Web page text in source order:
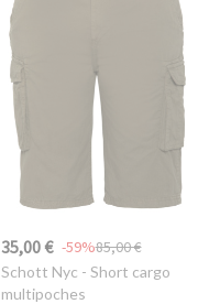
35,00 € 85,00 €
-59%
Schott Nyc - Short cargo
multipoches